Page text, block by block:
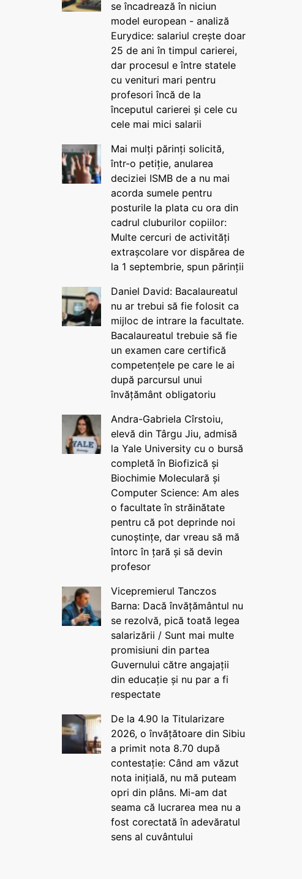
se încadrează în niciun
model european - analiză
Eurydice: salariul crește doar
25 de ani în timpul carierei,
dar procesul e între statele
cu venituri mari pentru
profesori încă de la
începutul carierei și cele cu
cele mai mici salarii
Mai mulți părinți solicită,
într-o petiție, anularea
deciziei ISMB de a nu mai
acorda sumele pentru
posturile la plata cu ora din
cadrul cluburilor copiilor:
Multe cercuri de activități
extrașcolare vor dispărea de
la 1 septembrie, spun părinții
Daniel David: Bacalaureatul
nu ar trebui să fie folosit ca
mijloc de intrare la facultate.
Bacalaureatul trebuie să fie
un examen care certifică
competențele pe care le ai
după parcursul unui
învățământ obligatoriu
Andra-Gabriela Cîrstoiu,
elevă din Târgu Jiu, admisă
la Yale University cu o bursă
completă în Biofizică și
Biochimie Moleculară și
Computer Science: Am ales
o facultate în străinătate
pentru că pot deprinde noi
cunoștințe, dar vreau să mă
întorc în țară și să devin
profesor
Vicepremierul Tanczos
Barna: Dacă învățământul nu
se rezolvă, pică toată legea
salarizării / Sunt mai multe
promisiuni din partea
Guvernului către angajații
din educație și nu par a fi
respectate
De la 4.90 la Titularizare
2026, o învățătoare din Sibiu
a primit nota 8.70 după
contestație: Când am văzut
nota inițială, nu mă puteam
opri din plâns. Mi-am dat
seama că lucrarea mea nu a
fost corectată în adevăratul
sens al cuvântului